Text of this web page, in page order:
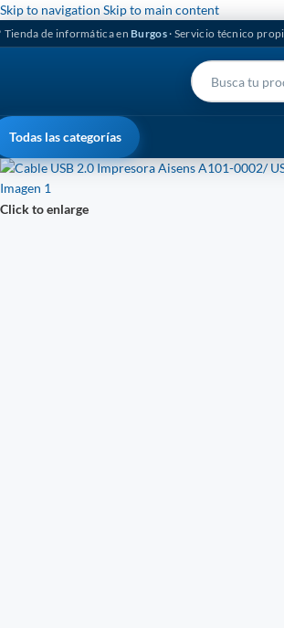
Skip to navigation Skip to main content
Tienda de informática en Burgos· Servicio técnico
Todas las categorías
Click to enlarge